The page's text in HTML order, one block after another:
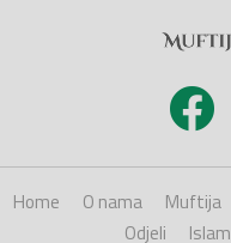
Home O nama Muftija
Odjeli
Islam